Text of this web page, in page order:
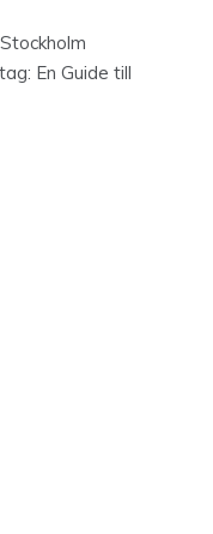
En Guide till